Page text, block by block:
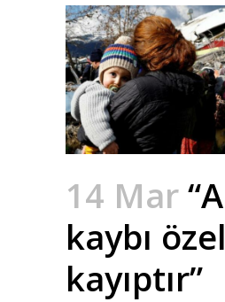
14 Mar
kaybı
kayıptır”